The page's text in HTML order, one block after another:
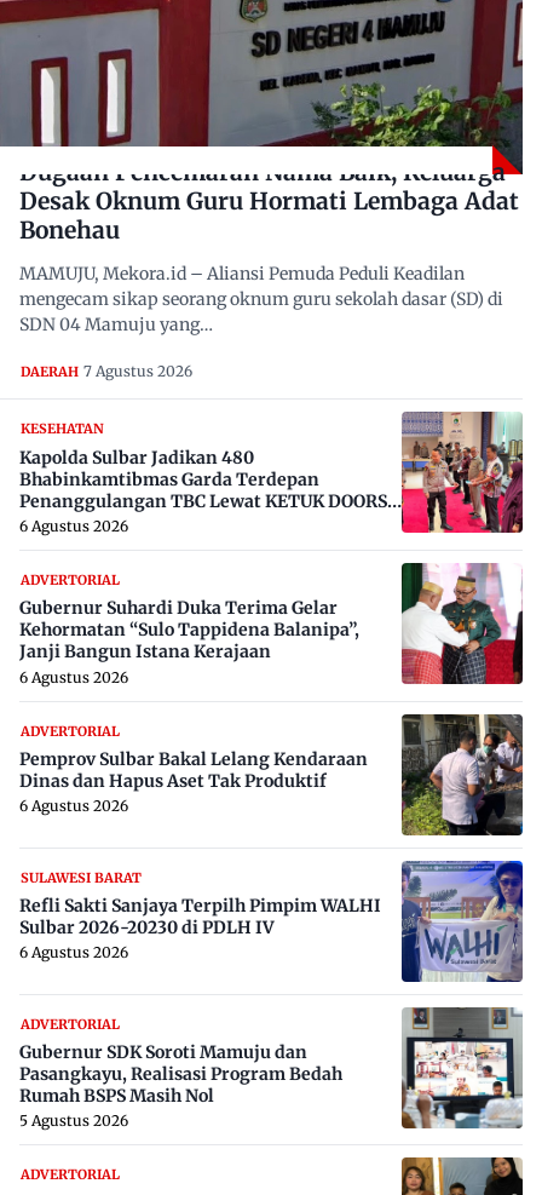
Dugaan Pencemaran Nama Baik, Keluarga
Desak Oknum Guru Hormati Lembaga Adat
Bonehau
MAMUJU, Mekora.id – Aliansi Pemuda Peduli Keadilan
mengecam sikap seorang oknum guru sekolah dasar (SD) di
SDN 04 Mamuju yang…
DAERAH 7 Agustus 2026
KESEHATAN
Kapolda Sulbar Jadikan 480
Bhabinkamtibmas Garda Terdepan
Penanggulangan TBC Lewat KETUK DOORS
di 650 Desa
6 Agustus 2026
ADVERTORIAL
Gubernur Suhardi Duka Terima Gelar
Kehormatan “Sulo Tappidena Balanipa”,
Janji Bangun Istana Kerajaan
6 Agustus 2026
ADVERTORIAL
Pemprov Sulbar Bakal Lelang Kendaraan
Dinas dan Hapus Aset Tak Produktif
6 Agustus 2026
SULAWESI BARAT
Refli Sakti Sanjaya Terpilh Pimpim WALHI
Sulbar 2026-20230 di PDLH IV
6 Agustus 2026
ADVERTORIAL
Gubernur SDK Soroti Mamuju dan
Pasangkayu, Realisasi Program Bedah
Rumah BSPS Masih Nol
5 Agustus 2026
ADVERTORIAL